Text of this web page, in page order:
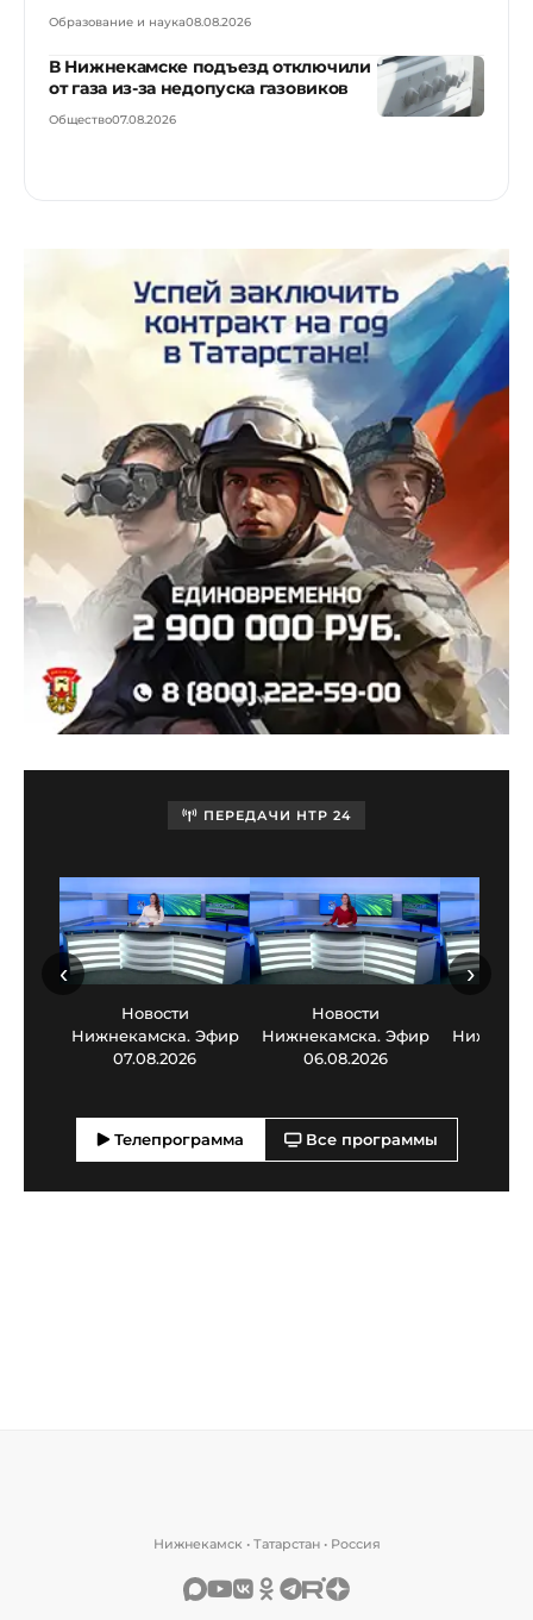
Образование и наука08.08.2026
В Нижнекамске подъезд отключили
от газа из-за недопуска газовиков
Общество07.08.2026
ПЕРЕДАЧИ НТР 24
Новости
Нижнекамска. Эфир
07.08.2026
Новости
Нижнекамска. Эфир
06.08.2026
‹ ›
Телепрограмма Все программы
Нижнекамск • Татарстан • Россия